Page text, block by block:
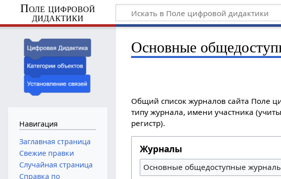
Поле цифровой
дидактики
Основные
Общий список журналов сайта Поле
типу журнала, имени участника
регистр).
Журналы
Основные общедоступные
Навигация
Заглавная страница
Свежие правки
Случайная страница
Справка по